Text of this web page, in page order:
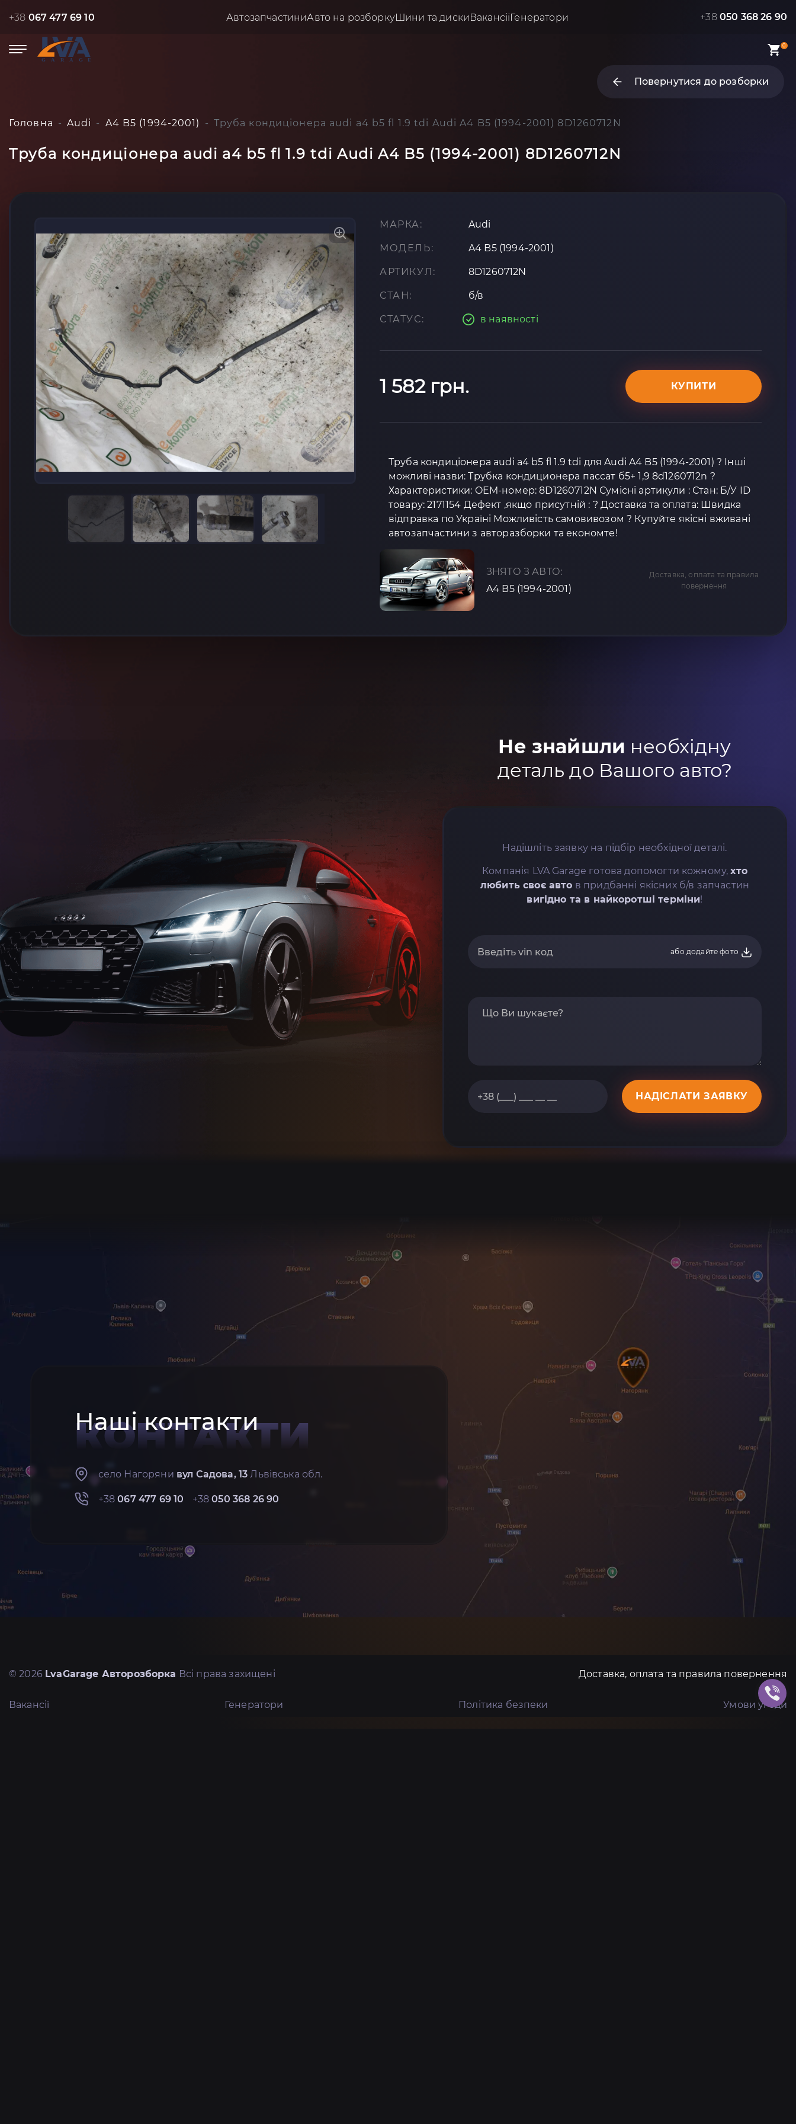
+38 067 477 69 10 АвтозапчастиниАвто на розборкуШини та дискиВакансіїГенератори +38 050 368 26 90
0
Повернутися до розборки
Головна Audi A4 B5 (1994-2001) Труба кондиціонера audi a4 b5 fl 1.9 tdi Audi A4 B5 (1994-2001) 8D1260712N
Труба кондиціонера audi a4 b5 fl 1.9 tdi Audi A4 B5 (1994-2001) 8D1260712N
МАРКА: Audi
МОДЕЛЬ: A4 B5 (1994-2001)
АРТИКУЛ: 8D1260712N
СТАН: б/в
СТАТУС: в наявності
1 582 грн. КУПИТИ
Труба кондиціонера audi a4 b5 fl 1.9 tdi для Audi A4 B5 (1994-2001) ? Інші
можливі назви: Трубка кондиционера пассат б5+ 1,9 8d1260712n ?
Характеристики: OEM-номер: 8D1260712N Сумісні артикули : Стан: Б/У ID
товару: 2171154 Дефект ,якщо присутній : ? Доставка та оплата: Швидка
відправка по Україні Можливість самовивозом ? Купуйте якісні вживані
автозапчастини з авторазборки та економте!
ЗНЯТО З АВТО:
A4 B5 (1994-2001)
Доставка, оплата та правила
повернення
Не знайшли необхідну
деталь до Вашого авто?
Надішліть заявку на підбір необхідної деталі.
Компанія LVA Garage готова допомогти кожному,хто
любить своє авто в придбанні якісних б/в запчастин
вигідно та в найкоротші терміни!
або додайте фото
НАДІСЛАТИ ЗАЯВКУ
Наші контакти
КОНТАКТИ
село Нагоряни вул Садова, 13 Львівська обл.
+38067 477 69 10 +38050 368 26 90
© 2026 LvaGarage Авторозборка Всі права захищені Доставка, оплата та правила повернення
Вакансії Генератори Політика безпеки Умови угоди